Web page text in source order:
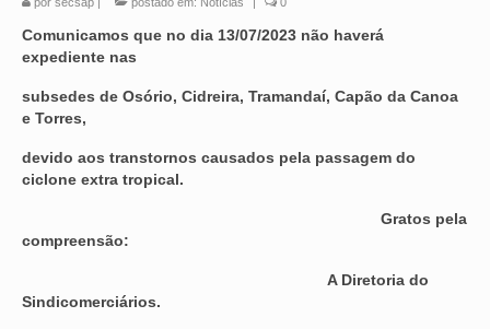
Diretoria
Homologação
Jurídico
Comunicamos que no dia 13/07/2023 não haverá
expediente nas
subsedes de Osório, Cidreira, Tramandaí, Capão da Canoa
e Torres,
devido aos transtornos causados pela passagem do
ciclone extra tropical.
Gratos pela
compreensão:
A Diretoria do
Sindicomerciários.